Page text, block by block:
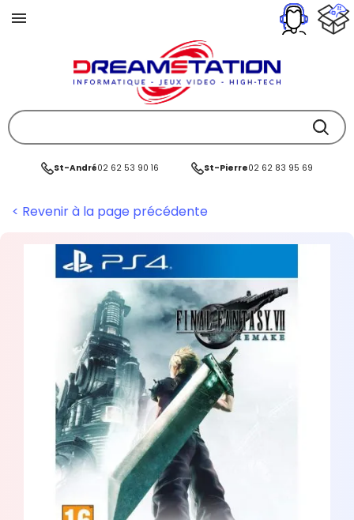
St-André02 62 53 90 16 St-Pierre02 62 83 95 69
< Revenir à la page précédente